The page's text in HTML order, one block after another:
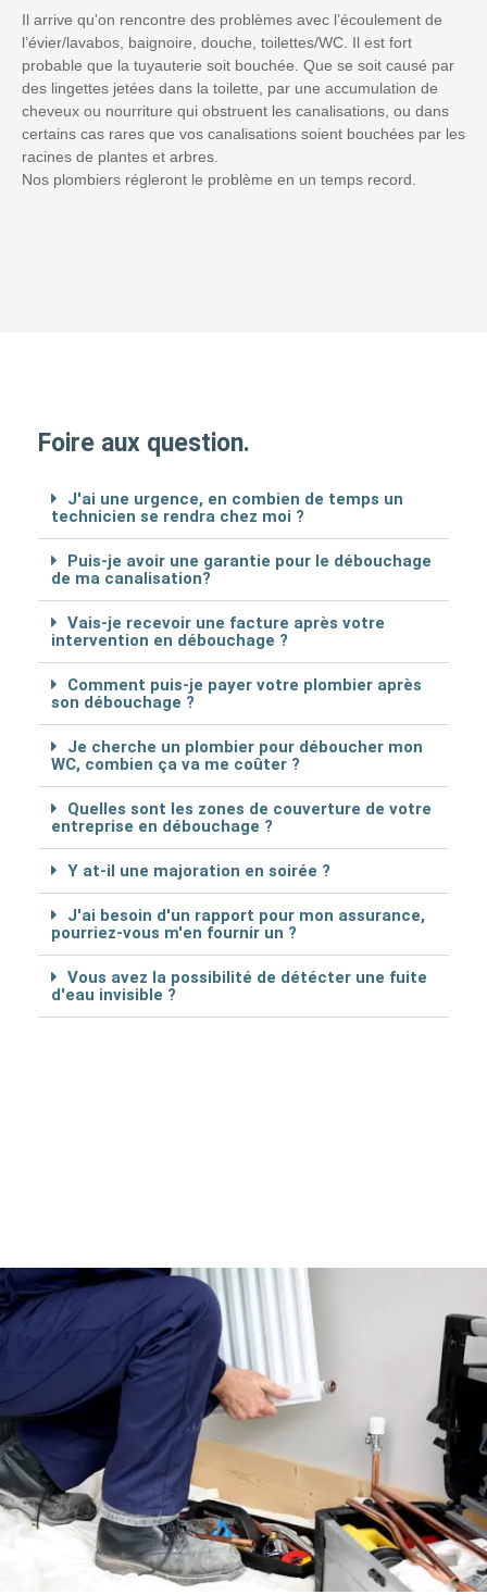
Il arrive qu'on rencontre des problèmes avec l’écoulement de
l’évier/lavabos, baignoire, douche, toilettes/WC. Il est fort
probable que la tuyauterie soit bouchée. Que se soit causé par
des lingettes jetées dans la toilette, par une accumulation de
cheveux ou nourriture qui obstruent les canalisations, ou dans
certains cas rares que vos canalisations soient bouchées par les
racines de plantes et arbres.
Nos plombiers régleront le problème en un temps record.
Foire aux question.
J'ai une urgence, en combien de temps un
technicien se rendra chez moi ?
Puis-je avoir une garantie pour le débouchage
de ma canalisation?
Vais-je recevoir une facture après votre
intervention en débouchage ?
Comment puis-je payer votre plombier après
son débouchage ?
Je cherche un plombier pour déboucher mon
WC, combien ça va me coûter ?
Quelles sont les zones de couverture de votre
entreprise en débouchage ?
Y at-il une majoration en soirée ?
J'ai besoin d'un rapport pour mon assurance,
pourriez-vous m'en fournir un ?
Vous avez la possibilité de détécter une fuite
d'eau invisible ?